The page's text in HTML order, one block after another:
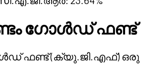
ഗോൾഡ് ഫണ്ട്
ഫണ്ട് (ക്യു.ജി.എഫ്) ഒരു